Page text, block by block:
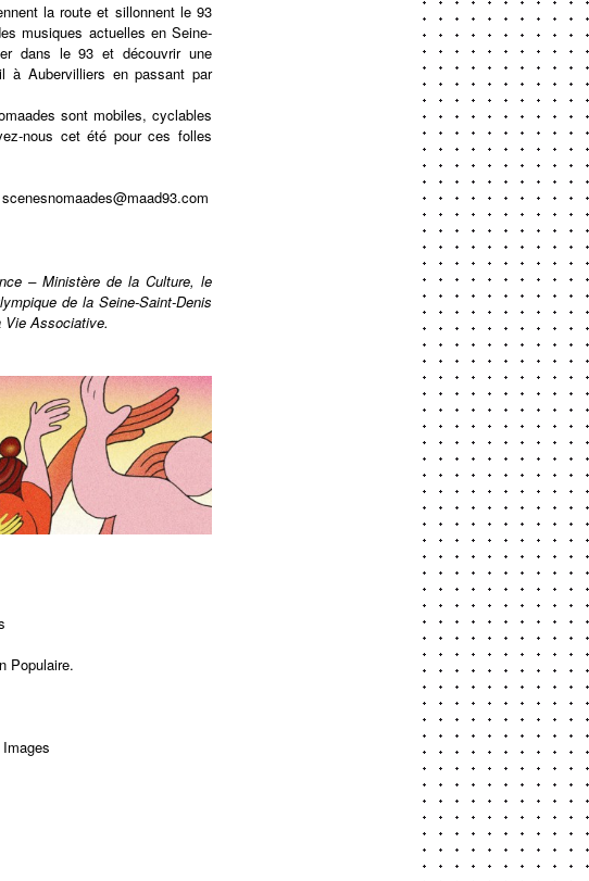
la route et sillonnent le 93
musiques actuelles en Seine-
dans le 93 et découvrir une
à Aubervilliers en passant par
sont mobiles, cyclables
nous cet été pour ces folles
scenesnomaades@maad93.com
– Ministère de la Culture, le
de la Seine-Saint-Denis
Vie Associative.
Populaire.